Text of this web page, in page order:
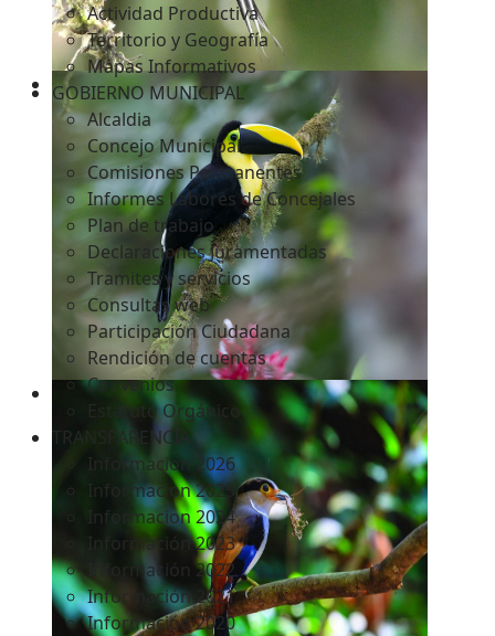
Actividad Productiva
Territorio y Geografía
Mapas Informativos
GOBIERNO MUNICIPAL
Alcaldia
Concejo Municipal
Comisiones Permanentes
Informes Labores de Concejales
Plan de trabajo
Declaraciones Juramentadas
Tramites y servicios
Consultas web
Participación Ciudadana
Rendición de cuentas
Convenios
Estatuto Orgánico
TRANSPARENCIA
Informacion 2026
Informacion 2025
Informacion 2024
Información 2023
Información 2022
Información 2021
Información 2020